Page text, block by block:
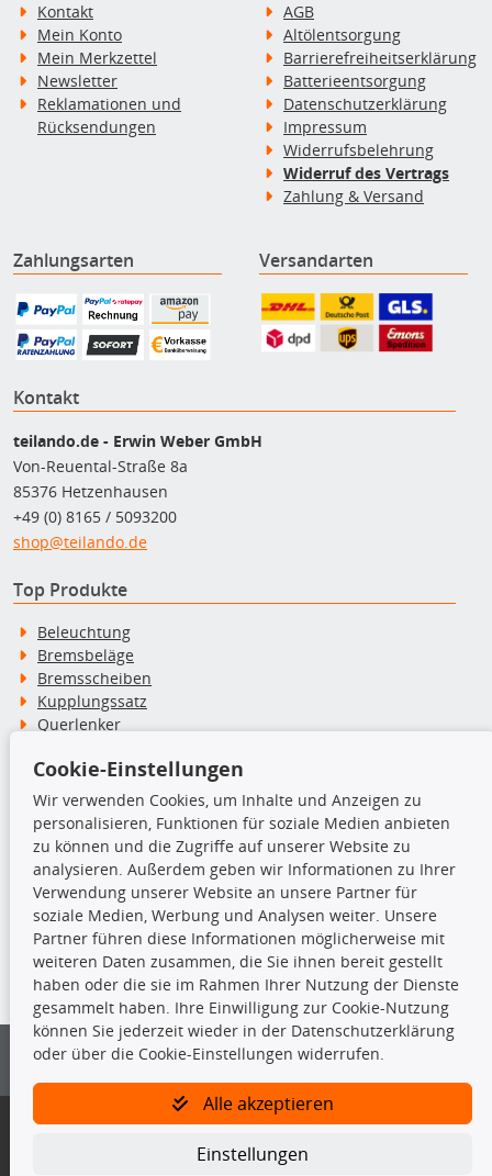
Kontakt
Mein Konto
Mein Merkzettel
Newsletter
Reklamationen und
Rücksendungen
AGB
Altölentsorgung
Barrierefreiheitserklärung
Batterieentsorgung
Datenschutzerklärung
Impressum
Widerrufsbelehrung
Widerruf des Vertrags
Zahlung & Versand
Zahlungsarten Versandarten
Kontakt
teilando.de - Erwin Weber GmbH
Von-Reuental-Straße 8a
85376 Hetzenhausen
+49 (0) 8165 / 5093200
shop@teilando.de
Top Produkte
Beleuchtung
Bremsbeläge
Bremsscheiben
Kupplungssatz
Querlenker
Stoßdämpfer
TecDoc Inside
Die hier angezeigten Daten insbesondere die gesamte Datenbank dürfen
nicht kopiert werden.
Es ist zu unterlassen, die Daten oder die gesamte Datenbank ohne
vorherige Zustimmung von TecDoc zu vervielfältigen, zu verbreiten
und/oder diese Handlungen durch Dritte ausführen zu lassen. Ein
Bitte prüfen Sie, ob das über unseren Onlineshop identifizierte Ersatzteil
Gegebenenfalls sind ergänzende Informationen notwendig, um
Cookie-Einstellungen
Wir verwenden Cookies, um Inhalte und Anzeigen zu
personalisieren, Funktionen für soziale Medien anbieten
zu können und die Zugriffe auf unserer Website zu
analysieren. Außerdem geben wir Informationen zu Ihrer
Verwendung unserer Website an unsere Partner für
soziale Medien, Werbung und Analysen weiter. Unsere
Partner führen diese Informationen möglicherweise mit
weiteren Daten zusammen, die Sie ihnen bereit gestellt
haben oder die sie im Rahmen Ihrer Nutzung der Dienste
gesammelt haben. Ihre Einwilligung zur Cookie-Nutzung
können Sie jederzeit wieder in der Datenschutzerklärung
oder über die Cookie-Einstellungen widerrufen.
Alle akzeptieren
Einstellungen